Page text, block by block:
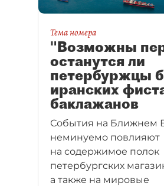
Тема номера
"Возможны
останутся ли
петербуржцы
иранских
баклажанов
События на Ближнем
неминуемо повлияют
на содержимое полок
петербургских
а также на мировые